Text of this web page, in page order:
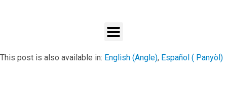
This post is also available in: English (Angle) Español ( Panyòl)